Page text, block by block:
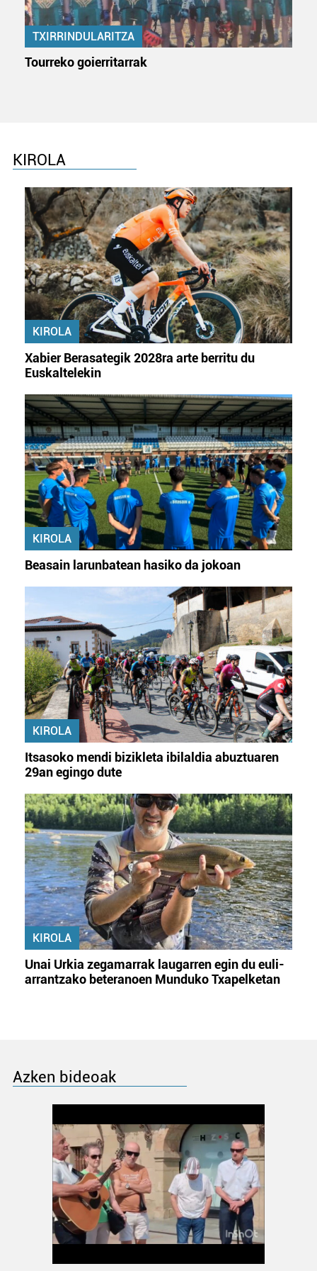
TXIRRINDULARITZA
Tourreko goierritarrak
KIROLA
KIROLA
Xabier Berasategik 2028ra arte berritu du
Euskaltelekin
KIROLA
Beasain larunbatean hasiko da jokoan
KIROLA
Itsasoko mendi bizikleta ibilaldia abuztuaren
29an egingo dute
KIROLA
Unai Urkia zegamarrak laugarren egin du euli-
arrantzako beteranoen Munduko Txapelketan
Azken bideoak